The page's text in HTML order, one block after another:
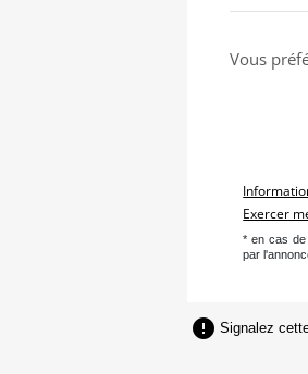
Vous
Exercer
* en cas de
par
 Signalez